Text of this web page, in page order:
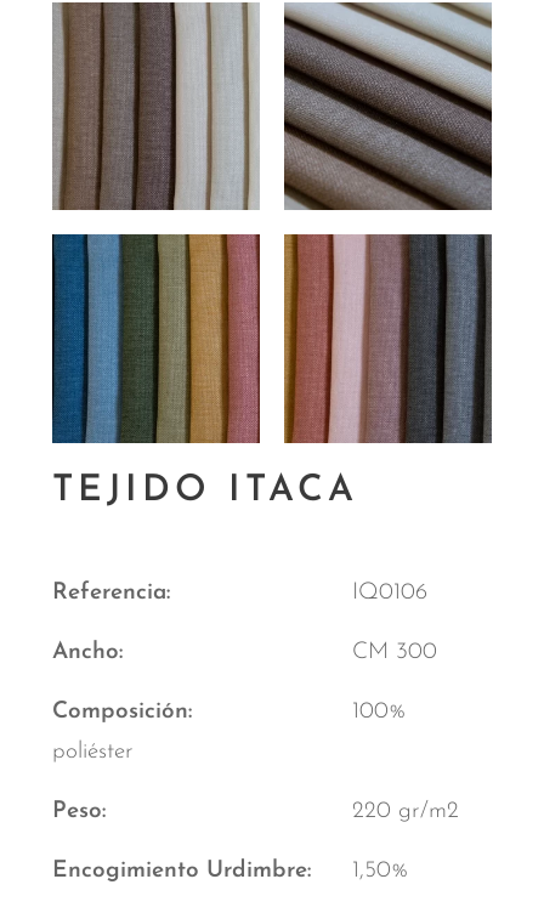
TEJIDO ITACA
Referencia IQ0106
Ancho CM 300
Composición
100%
poliéster
Peso 220 gr/m2
Encogimiento Urdimbre 1,50%